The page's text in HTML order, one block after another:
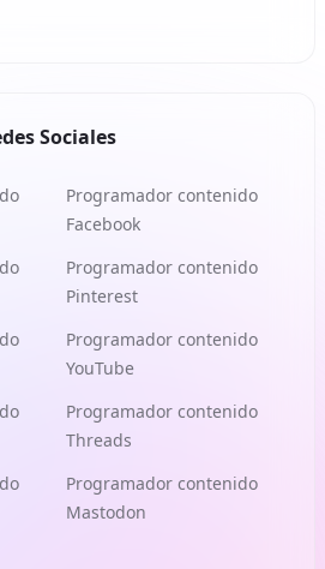
Sociales
Programador contenido
Facebook
Programador contenido
Pinterest
Programador contenido
YouTube
Programador contenido
Threads
Programador contenido
Mastodon